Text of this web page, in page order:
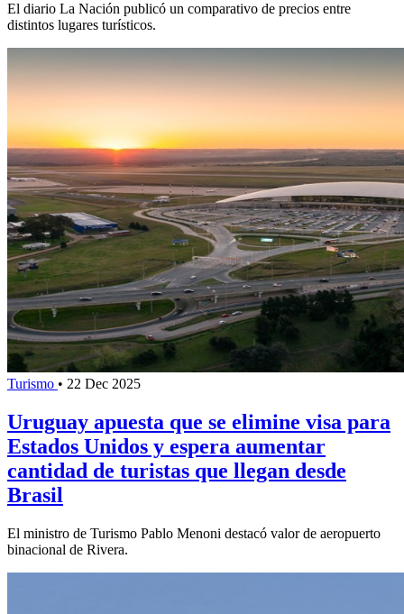
El diario La Nación publicó un comparativo de precios entre
distintos lugares turísticos.
Turismo • 22 Dec 2025
Uruguay apuesta que se elimine visa para
Estados Unidos y espera aumentar
cantidad de turistas que llegan desde
Brasil
El ministro de Turismo Pablo Menoni destacó valor de aeropuerto
binacional de Rivera.